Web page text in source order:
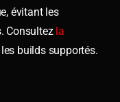
évitant les
Consultez la
builds supportés.